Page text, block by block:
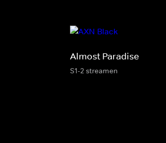
Almost Paradise
S1-2 streamen